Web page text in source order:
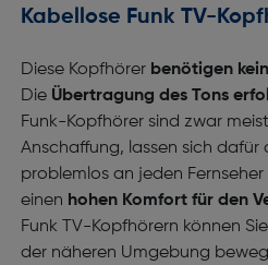
Kabellose Funk TV-
Diese Kopfhörer benötigen
Die Übertragung des Tons
Funk-Kopfhörer sind zwar
Anschaffung, lassen sich dafür
problemlos an jeden
einen hohen Komfort für den
Funk TV-Kopfhörern können
der näheren Umgebung